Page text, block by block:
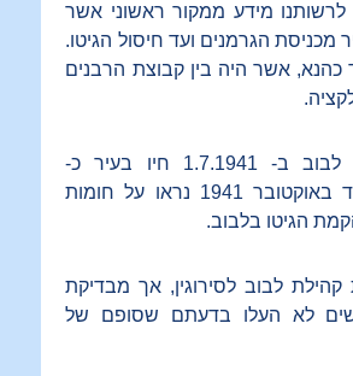
מידע ממקור ראשוני אשר
מכניסת הגרמנים ועד חיסול הגיטו.
אשר היה בין קבוצת הרבנים
משכבשו הגרמנים את לבוב ב- 1.7.1941 חיו בעיר כ-
135,000 יהודים. באחד באוקטובר 1941 נראו על חומות
הגיטו בלבוב.
לבוב לסירוגין, אך מבדיקת
לא העלו בדעתם שסופם של